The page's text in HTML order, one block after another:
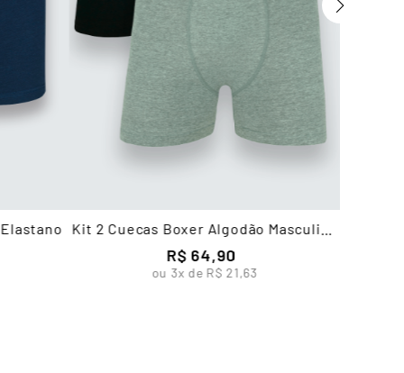
Kit 2 Cuecas Boxer Algodão Masculina
R$ 64,90
ou 3x de R$ 21,63